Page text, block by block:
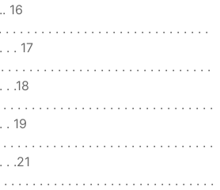
16
. . . . . . . . . . . . . . . . . . . . . . . . . . . .
. . 17
. . . . . . . . . . . . . . . . . . . . . . . . . . . . .
. .18
. . . . . . . . . . . . . . . . . . . . . . . . . . . . .
. 19
. . . . . . . . . . . . . . . . . . . . . . . . . . . . .
. .21
. . . . . . . . . . . . . . . . . . . . . . . . . . . . .